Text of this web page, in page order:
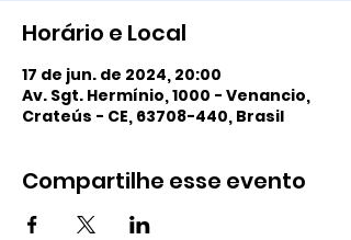
Horário e Local
17 de jun. de 2024, 20:00
Av. Sgt. Hermínio, 1000 - Venancio,
Crateús - CE, 63708-440, Brasil
Compartilhe esse evento